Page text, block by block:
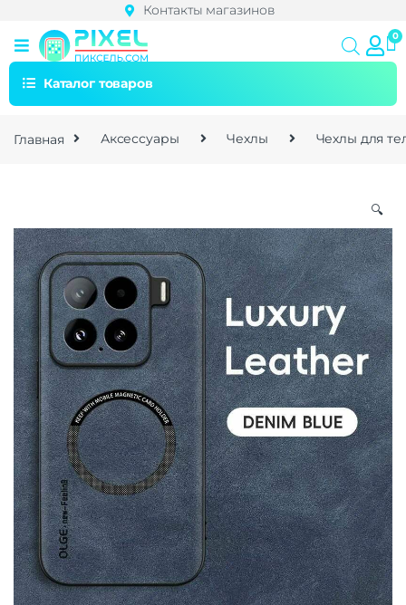
Контакты магазинов
Каталог товаров
Главная Аксессуары Чехлы Чехлы для
🔍